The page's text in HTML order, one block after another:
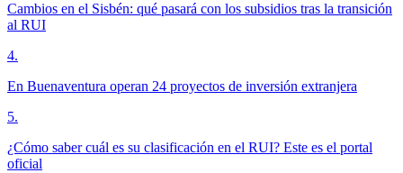
Cambios en el Sisbén: qué pasará con los subsidios tras la transición
al RUI
4.
En Buenaventura operan 24 proyectos de inversión extranjera
5.
¿Cómo saber cuál es su clasificación en el RUI? Este es el portal
oficial